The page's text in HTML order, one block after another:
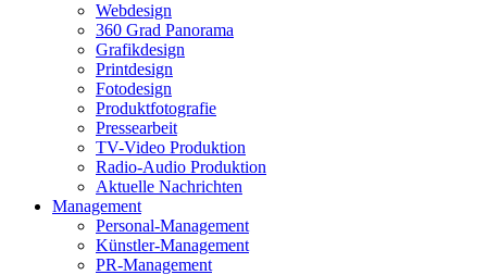
Webdesign
360 Grad Panorama
Grafikdesign
Printdesign
Fotodesign
Produktfotografie
Pressearbeit
TV-Video Produktion
Radio-Audio Produktion
Aktuelle Nachrichten
Management
Personal-Management
Künstler-Management
PR-Management